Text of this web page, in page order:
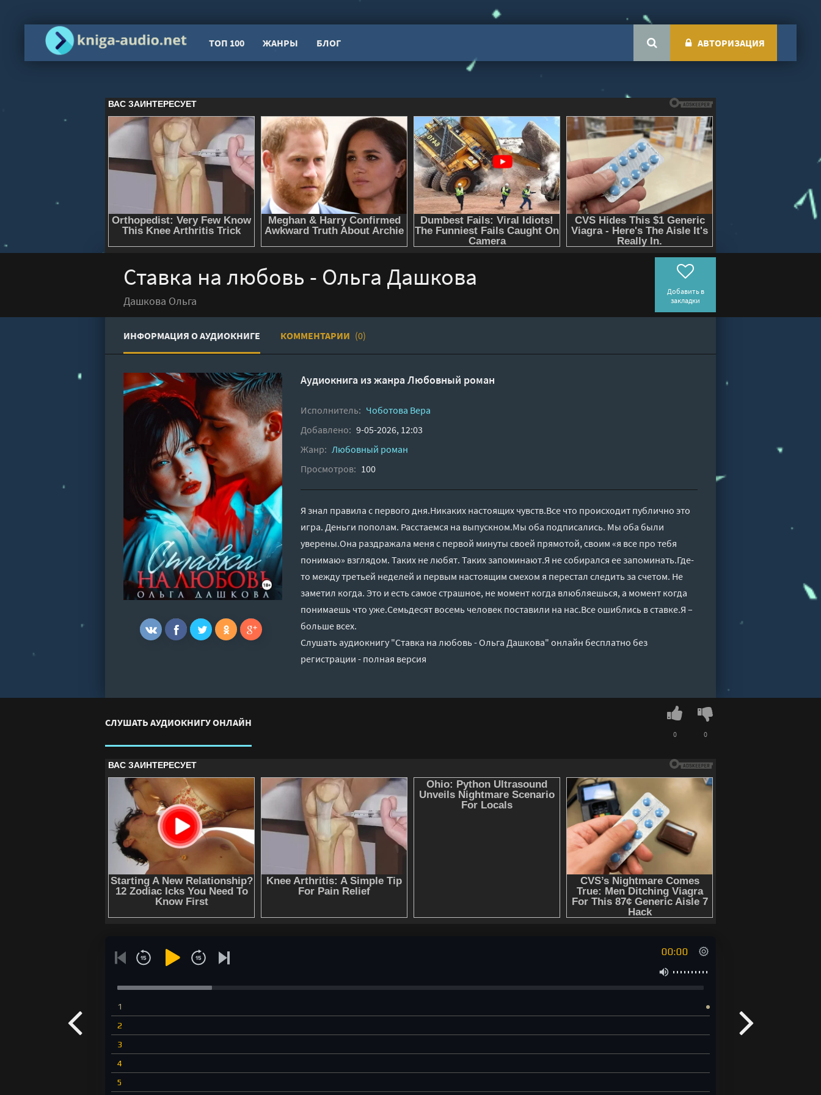
ТОП 100 ЖАНРЫ БЛОГ АВТОРИЗАЦИЯ
Ставка на любовь - Ольга Дашкова
Дашкова Ольга
Добавить в
закладки
ИНФОРМАЦИЯ О АУДИОКНИГЕ КОММЕНТАРИИ (0)
Аудиокнига из жанраЛюбовный роман
Исполнитель: Чоботова Вера
Добавлено: 9-05-2026, 12:03
Жанр: Любовный роман
Просмотров: 100
Я знал правила с первого дня.Никаких настоящих чувств.Все что происходит публично это
игра. Деньги пополам. Расстаемся на выпускном.Мы оба подписались. Мы оба были
уверены.Она раздражала меня с первой минуты своей прямотой, своим «я все про тебя
понимаю» взглядом. Таких не любят. Таких запоминают.Я не собирался ее запоминать.Где-
то между третьей неделей и первым настоящим смехом я перестал следить за счетом. Не
заметил когда. Это и есть самое страшное, не момент когда влюбляешься, а момент когда
понимаешь что уже.Семьдесят восемь человек поставили на нас.Все ошиблись в ставке.Я –
больше всех.
Слушать аудиокнигу "Ставка на любовь - Ольга Дашкова" онлайн бесплатно без
регистрации - полная версия
СЛУШАТЬ АУДИОКНИГУ ОНЛАЙН
0 0
00:00
1
2
3
4
5